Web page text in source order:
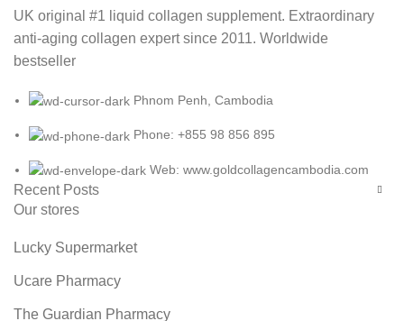
UK original #1 liquid collagen supplement. Extraordinary
anti-aging collagen expert since 2011. Worldwide
bestseller
Phnom Penh, Cambodia
Phone: +855 98 856 895
Web: www.goldcollagencambodia.com
Recent Posts
Our stores
Lucky Supermarket
Ucare Pharmacy
The Guardian Pharmacy